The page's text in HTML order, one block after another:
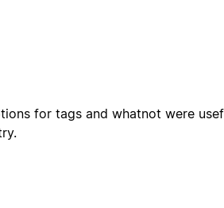
for tags and whatnot were